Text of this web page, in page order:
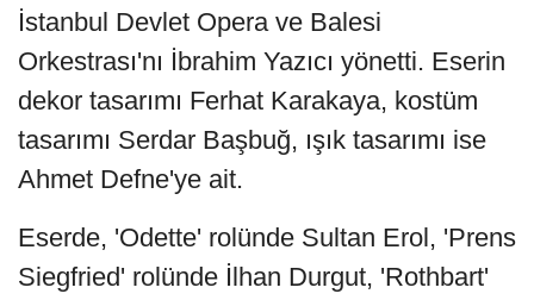
İstanbul Devlet Opera ve Balesi
Orkestrası'nı İbrahim Yazıcı yönetti. Eserin
dekor tasarımı Ferhat Karakaya, kostüm
tasarımı Serdar Başbuğ, ışık tasarımı ise
Ahmet Defne'ye ait.
Eserde, 'Odette' rolünde Sultan Erol, 'Prens
Siegfried' rolünde İlhan Durgut, 'Rothbart'